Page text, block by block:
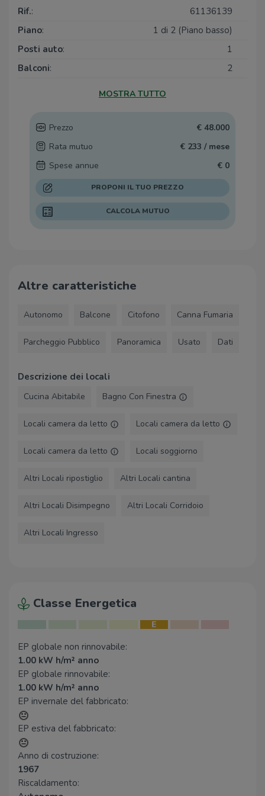
1,4 Km
Ristoranti
2,4 Km
Rif.:
61136139
Piano:
1 di 2 (Piano basso)
Posti auto:
1
Balconi:
2
MOSTRA TUTTO
Prezzo
€ 48.000
Rata mutuo
€ 233 / mese
Spese annue
€ 0
PROPONI IL TUO PREZZO
CALCOLA MUTUO
Altre caratteristiche
Autonomo Balcone Citofono Canna Fumaria
Parcheggio Pubblico Panoramica Usato Dati
Descrizione dei locali
Cucina Abitabile Bagno Con Finestra
Locali camera da letto Locali camera da letto
Locali camera da letto Locali soggiorno
Altri Locali ripostiglio Altri Locali cantina
Altri Locali Disimpegno Altri Locali Corridoio
Altri Locali Ingresso
Classe Energetica
E
EP globale non rinnovabile:
1.00 kW h/m² anno
EP globale rinnovabile:
1.00 kW h/m² anno
EP invernale del fabbricato:
EP estiva del fabbricato:
Anno di costruzione:
1967
Riscaldamento: